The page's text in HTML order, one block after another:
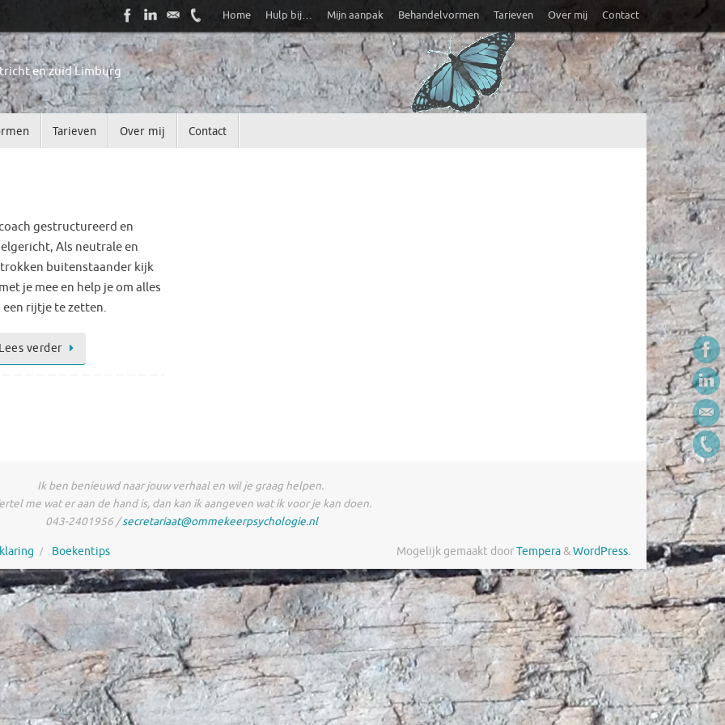
Home Hulp bij… Mijn aanpak Behandelvormen Tarieven Over mij Contact
en zuid Limburg
Tarieven Over mij Contact
gestructureerd en
Als neutrale en
buitenstaander kijk
je mee en help je om alles
een rijtje te zetten.
Lees verder
Ik ben benieuwd naar jouw verhaal en wil je graag helpen.
me wat er aan de hand is, dan kan ik aangeven wat ik voor je kan doen.
043-2401956 /secretariaat@ommekeerpsychologie.nl
Boekentips Mogelijk gemaakt doorTempera&WordPress.